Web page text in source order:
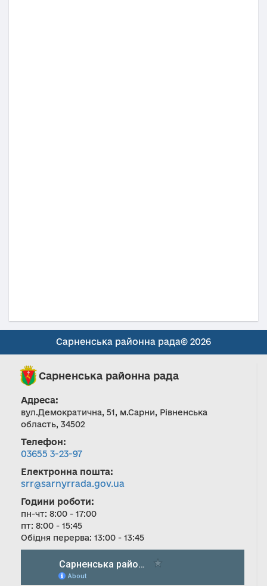
Сарненська районна рада© 2026
Сарненська районна рада
Адреса:
вул.Демократична, 51, м.Сарни, Рівненська
область, 34502
Телефон:
03655 3-23-97
Електронна пошта:
srr@sarnyrrada.gov.ua
Години роботи:
пн-чт: 8:00 - 17:00
пт: 8:00 - 15:45
Обідня перерва: 13:00 - 13:45